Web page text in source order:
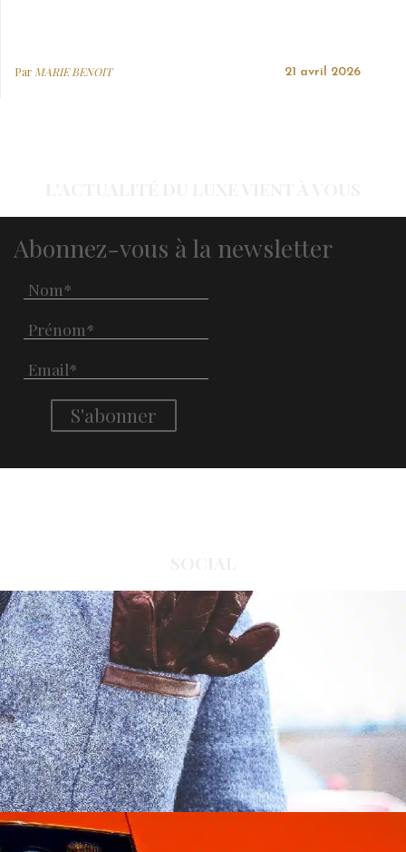
Par MARIE BENOIT 21 avril 2026
Abonnez-vous à la newsletter